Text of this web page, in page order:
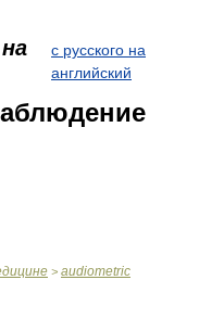
с русского на
английский
> audiometric